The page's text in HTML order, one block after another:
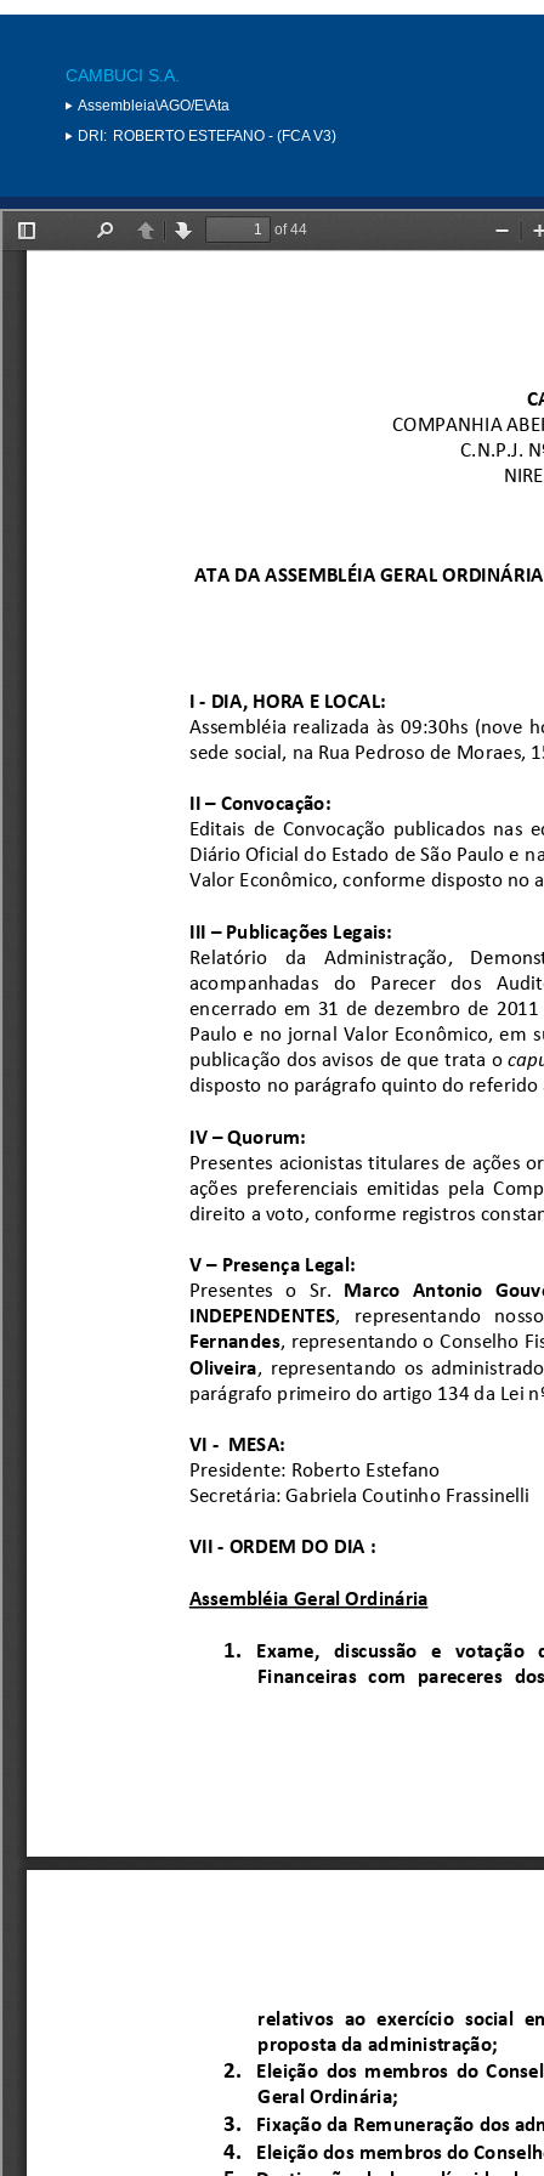
CAMBUCI S.A.
Assembleia\AGO/E\Ata
DRI: ROBERTO ESTEFANO - (FCA V3)